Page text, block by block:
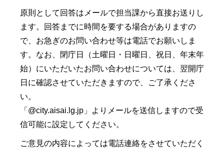
原則として回答はメールで担当課から直接お送りし
ます。回答までに時間を要する場合がありますの
で、お急ぎのお問い合わせ等は電話でお願いしま
す。なお、閉庁日（土曜日・日曜日、祝日、年末年
始）にいただいたお問い合わせについては、翌開庁
日に確認させていただきますので、ご了承くださ
い。
「@city.aisai.lg.jp」よりメールを送信しますので受
信可能に設定してください。
ご意見の内容によっては電話連絡をさせていただく